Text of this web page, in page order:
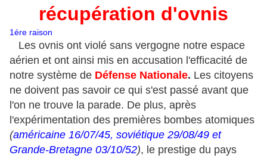
récupération d'ovnis
1ére raison
Les ovnis ont violé sans vergogne notre espace
aérien et ont ainsi mis en accusation l'efficacité de
notre système de Défense Nationale. Les citoyens
ne doivent pas savoir ce qui s'est passé avant que
l'on ne trouve la parade. De plus, après
l'expérimentation des premières bombes atomiques
(américaine 16/07/45, soviétique 29/08/49 et
Grande-Bretagne 03/10/52), le prestige du pays